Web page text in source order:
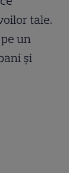
tale.
un
și